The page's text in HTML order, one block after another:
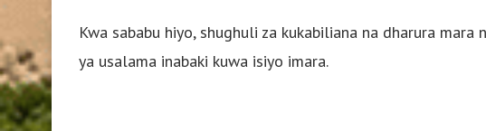
Kwa sababu hiyo, shughuli za kukabiliana na dharura
ya usalama inabaki kuwa isiyo imara.